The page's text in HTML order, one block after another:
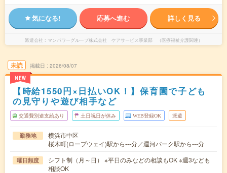
気になる! 応募へ進む 詳しく見る
派遣会社 マンパワーグループ株式会社 ケアサービス事業部 （医療福祉介護関連）
未読
NEW
掲載日 2026/08/07
【時給1550円×日払いOK！】保育園で子ども
の見守りや遊び相手など
交通費別途支給あり 土日祝日が休み WEB登録OK 派遣
勤務地
横浜市中区
桜木町(ロープウェイ)駅から---分／運河パーク駅から---分
曜日頻度
シフト制（月～日） ※平日のみなどの相談もOK ※週3なども
相談OK